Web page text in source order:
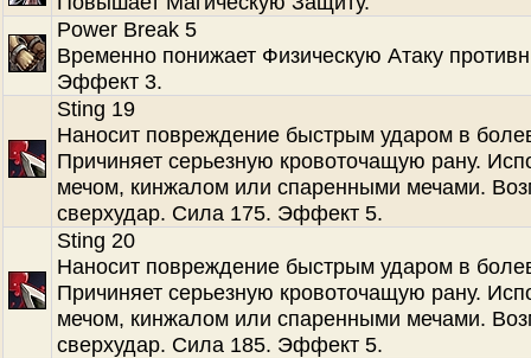
Power Break 5
Временно понижает Физическую Атаку
Эффект 3.
Sting 19
Наносит повреждение быстрым ударом в
Причиняет серьезную кровоточащую рану.
мечом, кинжалом или спаренными мечами.
сверхудар. Сила 175. Эффект 5.
Sting 20
Наносит повреждение быстрым ударом в
Причиняет серьезную кровоточащую рану.
мечом, кинжалом или спаренными мечами.
сверхудар. Сила 185. Эффект 5.